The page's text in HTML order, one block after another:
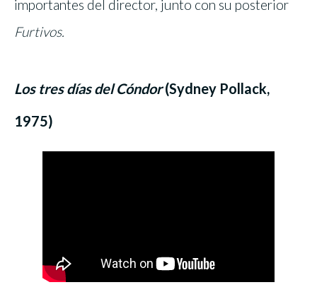
importantes del director, junto con su posterior
Furtivos.
Los tres días del Cóndor(Sydney Pollack,
1975)